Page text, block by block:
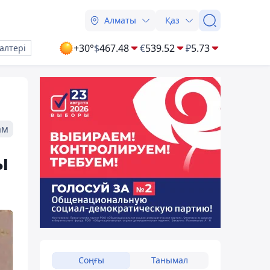
Алматы Қаз
+30°$467.48 €539.52 ₽5.73
Соңғы Танымал